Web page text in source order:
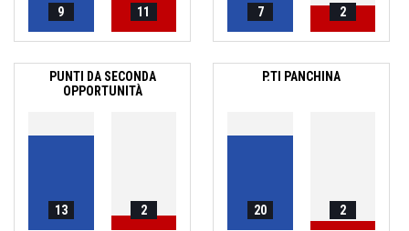
9 11 7 2
PUNTI DA SECONDA
OPPORTUNITÀ
13 2
P.TI PANCHINA
20 2